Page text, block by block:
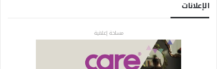
الإعلانات
مساحة إعلانية